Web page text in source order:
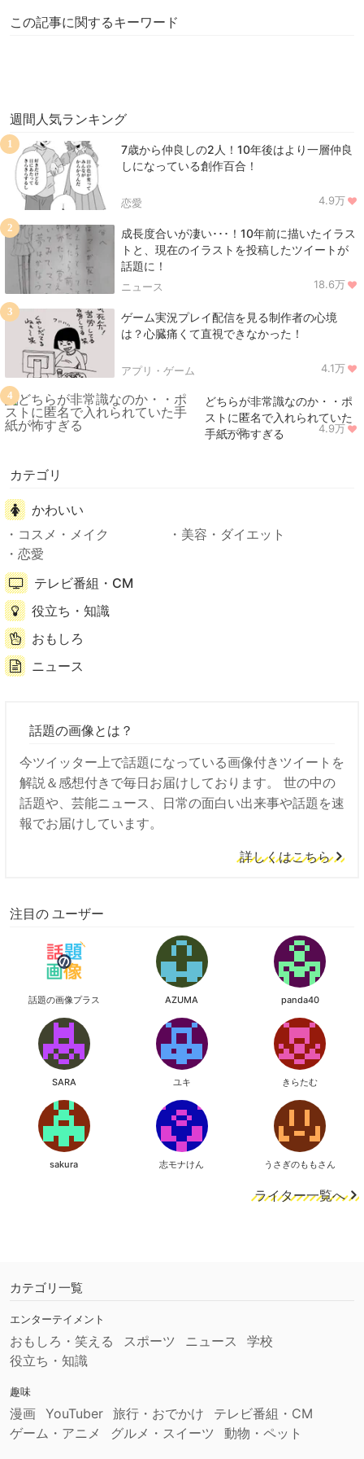
この記事に関するキーワード
週間人気ランキング
7歳から仲良しの2人！10年後はより一層仲良
しになっている創作百合！
恋愛 4.9万
1
成長度合いが凄い･･･！10年前に描いたイラス
トと、現在のイラストを投稿したツイートが
話題に！
ニュース 18.6万
2
ゲーム実況プレイ配信を見る制作者の心境
は？心臓痛くて直視できなかった！
アプリ・ゲーム 4.1万
3
どちらが非常識なのか・・ポ
ストに匿名で入れられていた
手紙が怖すぎる
ニュース 4.9万
4
カテゴリ
かわいい
コスメ・メイク
美容・ダイエット
恋愛
テレビ番組・CM
役立ち・知識
おもしろ
ニュース
話題の画像とは？
今ツイッター上で話題になっている画像付きツイートを
解説＆感想付きで毎日お届けしております。 世の中の
話題や、芸能ニュース、日常の面白い出来事や話題を速
報でお届けしています。
詳しくはこちら
注目の ユーザー
話題の画像プラス AZUMA panda40
SARA ユキ きらたむ
sakura 志モナけん うさぎのももさん
ライター一覧へ
カテゴリ一覧
エンターテイメント
おもしろ・笑える スポーツ ニュース
学校
役立ち・知識
趣味
漫画 YouTuber 旅行・おでかけ
テレビ番組・CM
ゲーム・アニメ
グルメ・スイーツ 動物・ペット